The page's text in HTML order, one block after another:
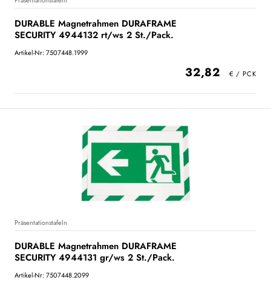
DURABLE Magnetrahmen DURAFRAME
SECURITY 4944132 rt/ws 2 St./Pack.
Artikel-Nr: 7507448.1999
32,82
Präsentationstafeln
DURABLE Magnetrahmen DURAFRAME
SECURITY 4944131 gr/ws 2 St./Pack.
Artikel-Nr: 7507448.2099